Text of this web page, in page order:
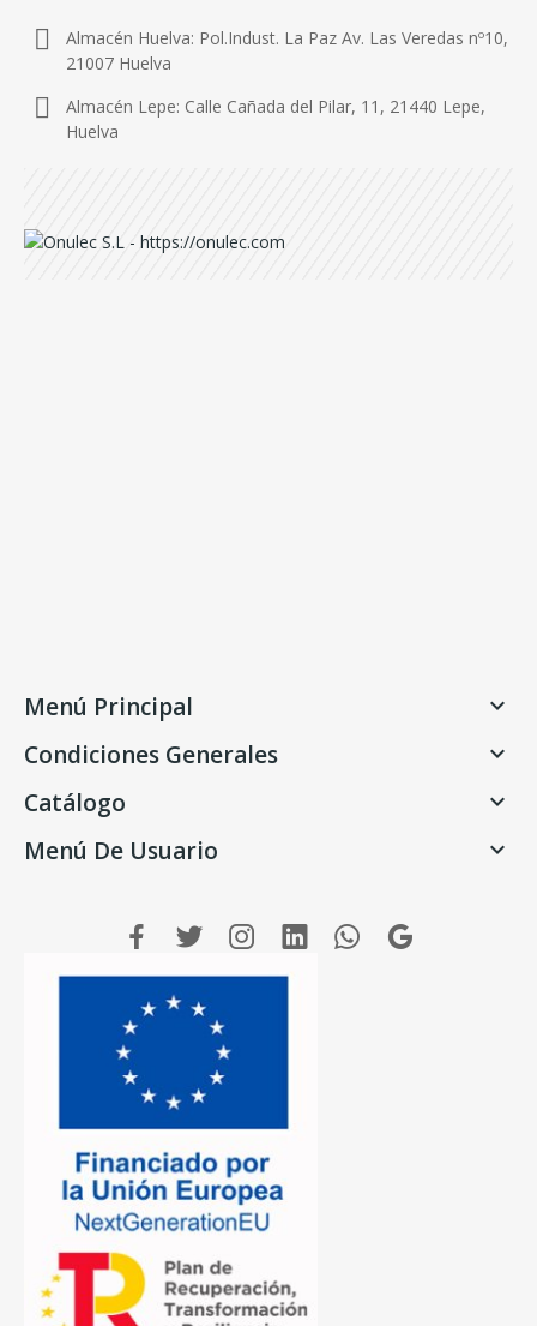
Almacén Huelva: Pol.Indust. La Paz Av. Las Veredas nº10,
21007 Huelva
Almacén Lepe: Calle Cañada del Pilar, 11, 21440 Lepe,
Huelva
Menú Principal 
Condiciones Generales 
Catálogo 
Menú De Usuario 